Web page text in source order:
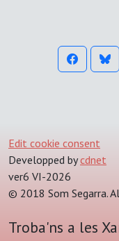
Edit cookie consent
Developped bycdnet
ver6 VI-2026
© 2018 Som Segarra.
Troba'ns a les